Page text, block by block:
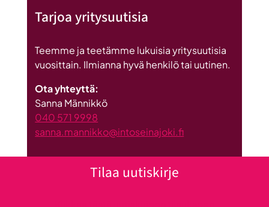
Tarjoa yritysuutisia
Teemme ja teetämme lukuisia yritysuutisia
vuosittain. Ilmianna hyvä henkilö tai uutinen.
Ota yhteyttä:
Sanna Männikkö
040 571 9998
sanna.mannikko@intoseinajoki.fi
Tilaa uutiskirje